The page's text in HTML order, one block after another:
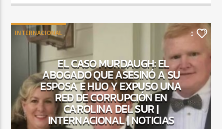
INTERNACIONAL 0
EL CASO MURDAUGH: EL
ABOGADO QUE ASESINÓ A SU
ESPOSA E HIJO Y EXPUSO UNA
RED DE CORRUPCIÓN EN
CAROLINA DEL SUR |
INTERNACIONAL | NOTICIAS